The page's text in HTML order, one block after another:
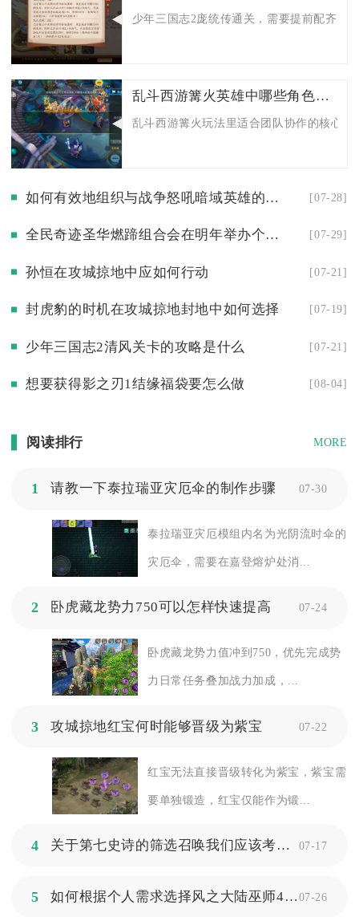
少年三国志2庞统传通关，需要提前配齐成
乱斗西游篝火英雄中哪些角色适合进行团队合作
乱斗西游篝火玩法里适合团队协作的核心
如何有效地组织与战争怒吼暗域英雄的对抗 [07-28]
全民奇迹圣华燃蹄组合会在明年举办个人演唱会吗 [07-29]
孙恒在攻城掠地中应如何行动 [07-21]
封虎豹的时机在攻城掠地封地中如何选择 [07-19]
少年三国志2清风关卡的攻略是什么 [07-21]
想要获得影之刃1结缘福袋要怎么做 [08-04]
阅读排行 MORE
1 请教一下泰拉瑞亚灾厄伞的制作步骤 07-30
泰拉瑞亚灾厄模组内名为光阴流时伞的
灾厄伞，需要在嘉登熔炉处消...
2 卧虎藏龙势力750可以怎样快速提高 07-24
卧虎藏龙势力值冲到750，优先完成势
力日常任务叠加战力加成，...
3 攻城掠地红宝何时能够晋级为紫宝 07-22
红宝无法直接晋级转化为紫宝，紫宝需
要单独锻造，红宝仅能作为锻...
4 关于第七史诗的筛选召唤我们应该考虑哪些方面 07-17
5 如何根据个人需求选择风之大陆巫师4件套装备07-26